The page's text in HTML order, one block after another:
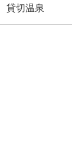
貸切温泉